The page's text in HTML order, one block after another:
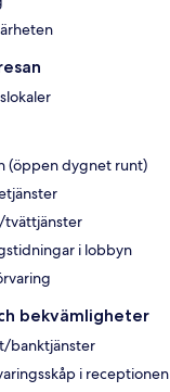
(öppen dygnet runt)
i lobbyn
bekvämligheter
banktjänster
i receptionen